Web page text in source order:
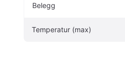
Belegg
Temperatur (max)